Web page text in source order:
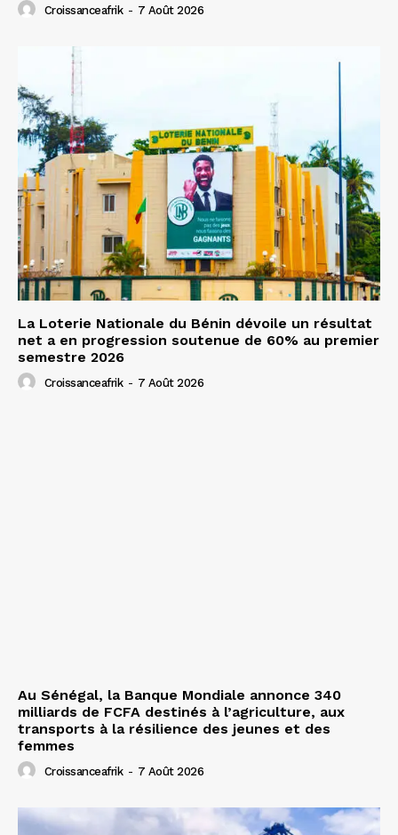
Croissanceafrik - 7 Août 2026
La Loterie Nationale du Bénin dévoile un résultat
net a en progression soutenue de 60% au premier
semestre 2026
Croissanceafrik - 7 Août 2026
Au Sénégal, la Banque Mondiale annonce 340
milliards de FCFA destinés à l’agriculture, aux
transports à la résilience des jeunes et des
femmes
Croissanceafrik - 7 Août 2026